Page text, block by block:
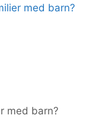
med barn?
med barn?